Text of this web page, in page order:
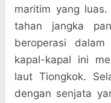
maritim yang
tahan jangka
beroperasi
kapal-kapal ini
laut Tiongkok.
dengan senjata